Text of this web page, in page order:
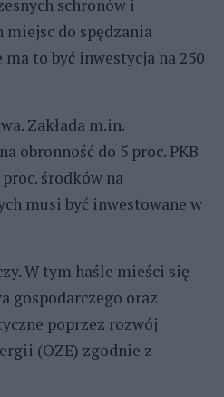
schronów i
do spędzania
to być inwestycja na 250
Zakłada m.in.
obronność do 5 proc. PKB
środków na
musi być inwestowane w
W tym haśle mieści się
gospodarczego oraz
poprzez rozwój
(OZE) zgodnie z